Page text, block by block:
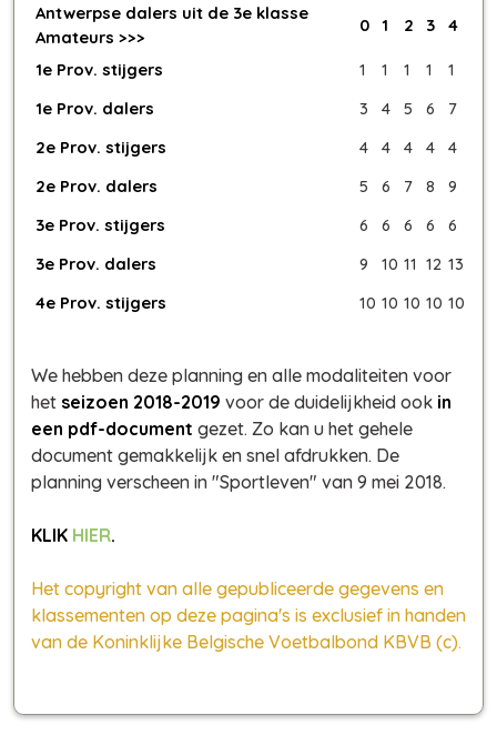
Antwerpse dalers uit de 3e klasse
Amateurs >>>
0 1 2 3 4
1e Prov. stijgers 1 1 1 1
1
1e Prov. dalers
3 4 5 6
7
2e Prov. stijgers
4 4 4 4
4
2e Prov. dalers
5 6 7 8
9
3e Prov. stijgers
6 6 6 6
6
3e Prov. dalers
9 10 11 12 13
4e Prov. stijgers
10 10 10 10 10
We hebben deze planning en alle modaliteiten voor
het seizoen 2018-2019 voor de duidelijkheid ook in
een pdf-document gezet. Zo kan u het gehele
document gemakkelijk en snel afdrukken. De
planning verscheen in "Sportleven" van 9 mei 2018.
KLIK HIER.
Het copyright van alle gepubliceerde gegevens en
klassementen op deze pagina's is exclusief in handen
van de Koninklijke Belgische Voetbalbond KBVB (c).